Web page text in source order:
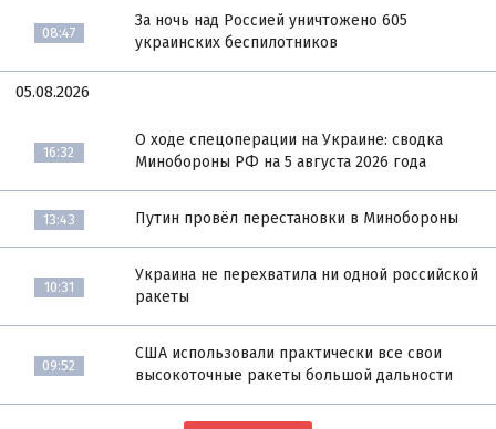
08:47
За ночь над Россией уничтожено 605
украинских беспилотников
05.08.2026
16:32
О ходе спецоперации на Украине: сводка
Минобороны РФ на 5 августа 2026 года
13:43 Путин провёл перестановки в Минобороны
10:31
Украина не перехватила ни одной российской
ракеты
09:52
США использовали практически все свои
высокоточные ракеты большой дальности